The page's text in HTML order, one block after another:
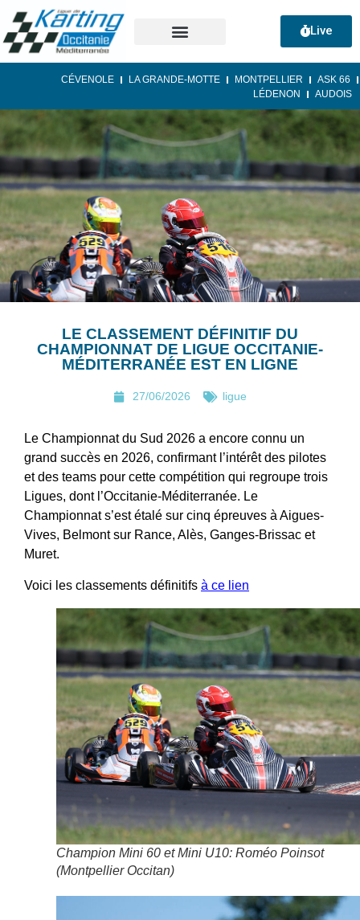
Live
CÉVENOLE LA GRANDE-MOTTE MONTPELLIER
ASK 66
LÉDENON
AUDOIS
LE CLASSEMENT DÉFINITIF DU
CHAMPIONNAT DE LIGUE OCCITANIE-
MÉDITERRANÉE EST EN LIGNE
27/06/2026 ligue
Le Championnat du Sud 2026 a encore connu un
grand succès en 2026, confirmant l’intérêt des pilotes
et des teams pour cette compétition qui regroupe trois
Ligues, dont l’Occitanie-Méditerranée. Le
Championnat s’est étalé sur cinq épreuves à Aigues-
Vives, Belmont sur Rance, Alès, Ganges-Brissac et
Muret.
Voici les classements définitifs à ce lien
Champion Mini 60 et Mini U10: Roméo Poinsot
(Montpellier Occitan)